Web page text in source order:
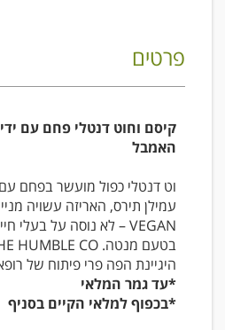
פרטים
האמבל
עמילן תירס, האריזה עשויה
היגיינת הפה פרי פיתוח של רופאי
*עד גמר המלאי
*בכפוף למלאי הקיים בסניף